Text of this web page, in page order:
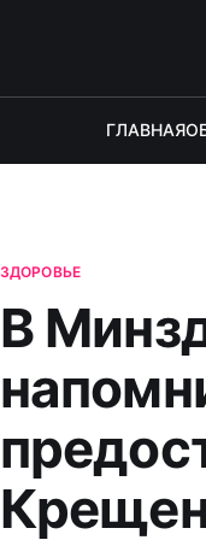
ГЛАВНАЯ
ЗДОРОВЬЕ
В